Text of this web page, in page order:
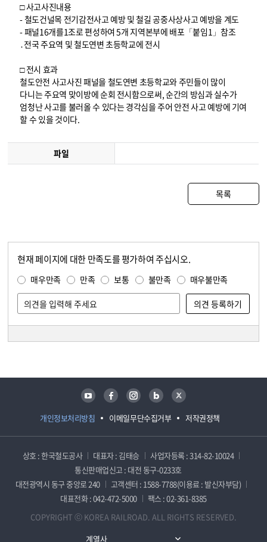
□ 사고사진내용
- 철도건널목 전기감전사고 예방 및 철길 공중사상사고 예방을 계도
- 패널16개를1조로 편성하여 5개 지역본부에 배포「붙임1」참조
․전국 주요역 및 철도연변 초등학교에 전시
□ 전시 효과
철도안전 사고사진 패널을 철도연변 초등학교와 주민들이 많이
다니는 주요역 맞이방에 순회 전시함으로써, 순간의 방심과 실수가
엄청난 사고를 불러올 수 있다는 경각심을 주어 안전 사고 예방에 기여
할 수 있을 것이다.
파일
목록
현재 페이지에 대한 만족도를 평가하여 주십시오.
매우만족 만족 보통 불만족 매우불만족
개인정보처리방침 이메일무단수집거부 저작권정책
유튜브 페이스북 인스타그램 블로그 트위터
상호 : 한국철도공사 대표자 : 김태승
사업자등록 : 314-82-10024
통신판매업신고 : 대전 동구-0233호
대전광역시 동구 중앙로 240
고객센터 : 1588-7788(이용료 : 발신자부담)
대표전화 : 042-472-5000
팩스 : 02-361-8385
COPYRIGHT ⓒ KOREA RAILROAD. ALL RIGHTS RESERVED.
계열사